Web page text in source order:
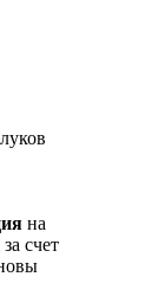
на
счет